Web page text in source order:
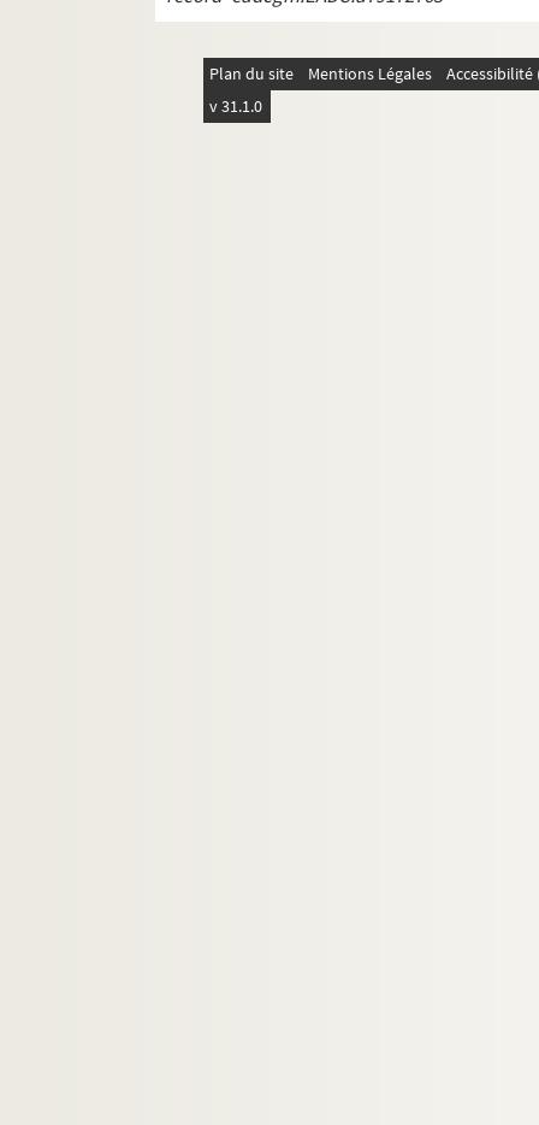
Plan du site Mentions Légales
v 31.1.0